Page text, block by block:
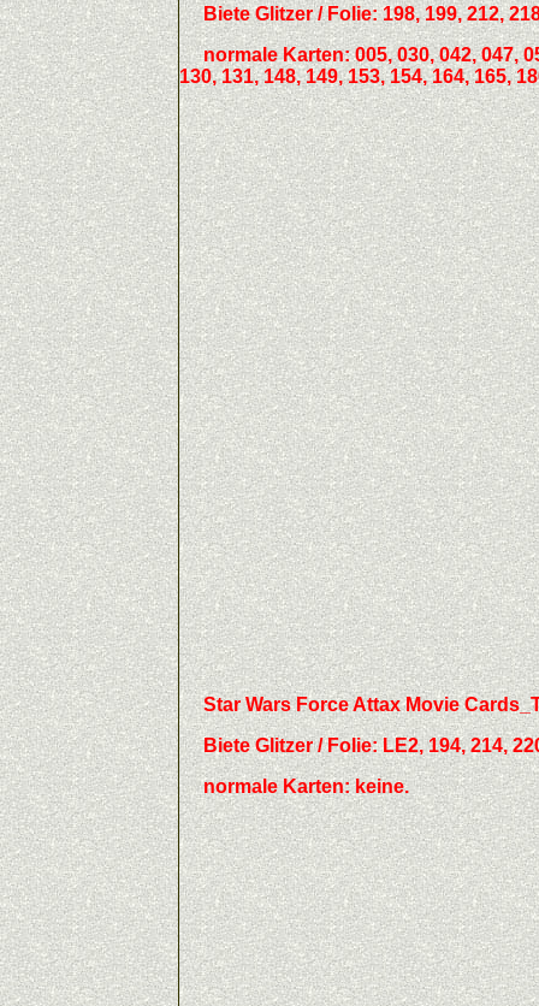
BieteGlitzer / Folie:198, 199, 212,
normale Karten: 005, 030, 042, 047,
130, 131, 148, 149, 153, 154, 164, 165,
Star Wars Force Attax Movie
BieteGlitzer / Folie:LE2, 194, 214,
normale Karten: keine.